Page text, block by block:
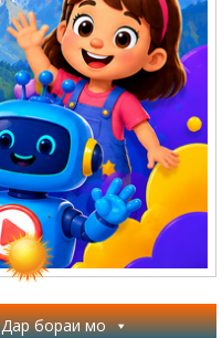
Дар бораи мо